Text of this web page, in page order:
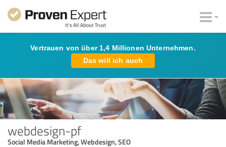
Vertrauen von über 1,4 Millionen Unternehmen.
Das will ich auch
webdesign-pf
Social Media Marketing, Webdesign, SEO